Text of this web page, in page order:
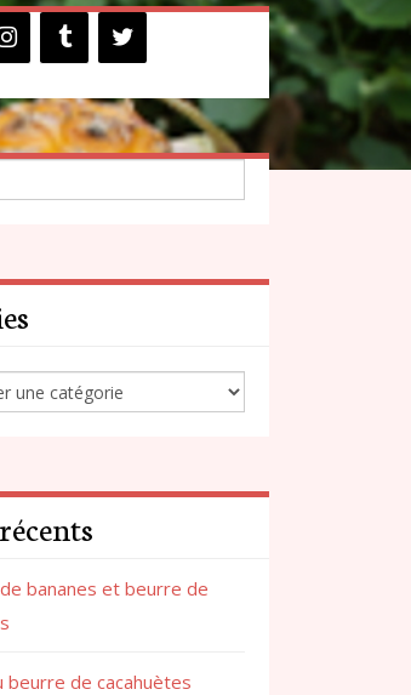
bananes et beurre de
beurre de cacahuètes